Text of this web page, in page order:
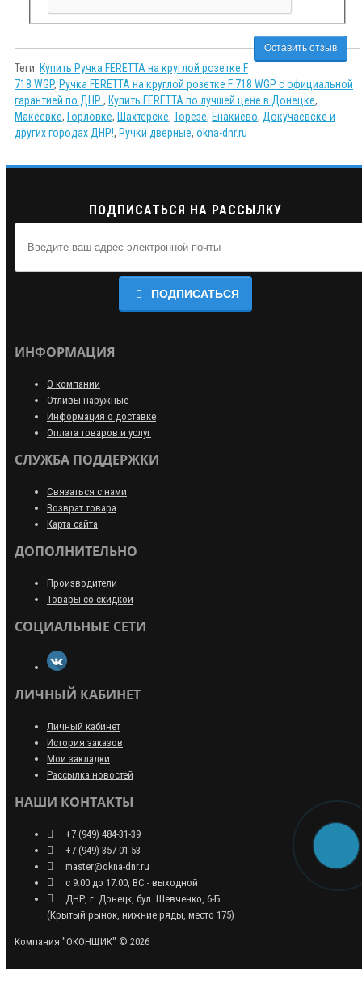
Оставить отзыв
Теги: Купить Ручка FERETTA на круглой розетке F
718 WGP, Ручка FERETTA на круглой розетке F 718 WGP с официальной
гарантией по ДНР. , Купить FERETTA по лучшей цене в Донецке,
Макеевке, Горловке, Шахтерске, Торезе, Енакиево, Докучаевске и
других городах ДНР!, Ручки дверные, okna-dnr.ru
ПОДПИСАТЬСЯ НА РАССЫЛКУ
ПОДПИСАТЬСЯ
ИНФОРМАЦИЯ
О компании
Отливы наружные
Информация о доставке
Оплата товаров и услуг
СЛУЖБА ПОДДЕРЖКИ
Связаться с нами
Возврат товара
Карта сайта
ДОПОЛНИТЕЛЬНО
Производители
Товары со скидкой
СОЦИАЛЬНЫЕ СЕТИ
ЛИЧНЫЙ КАБИНЕТ
Личный кабинет
История заказов
Мои закладки
Рассылка новостей
НАШИ КОНТАКТЫ
+7 (949) 484-31-39
+7 (949) 357-01-53
master@okna-dnr.ru
с 9:00 до 17:00, ВС - выходной
ДНР, г. Донецк, бул. Шевченко, 6-Б
(Крытый рынок, нижние ряды, место 175)
Компания "ОКОНЩИК" © 2026